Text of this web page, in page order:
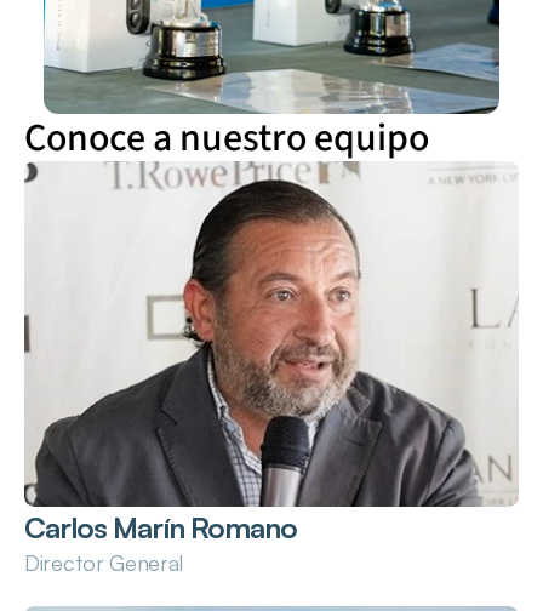
Conoce a nuestro equipo
Carlos Marín Romano
Director General